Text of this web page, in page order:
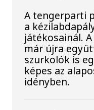
A tengerparti
a
játékosainál.
már újra
szurkolók is
képes az
idényben.